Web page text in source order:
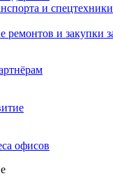
и спецтехники
ремонтов и закупки
офисов